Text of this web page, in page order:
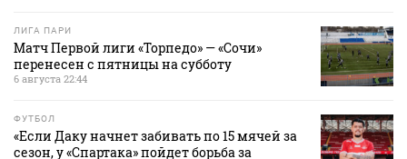
ЛИГА ПАРИ
Матч Первой лиги «Торпедо» — «Сочи»
перенесен с пятницы на субботу
6 августа 22:44
ФУТБОЛ
«Если Даку начнет забивать по 15 мячей за
сезон, у «Спартака» пойдет борьба за